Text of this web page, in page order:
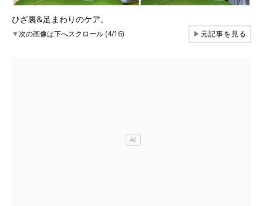
ひざ裏&足まわりのケア。
▼次の画像は下へスクロール (4/16) ▶元記事を見る